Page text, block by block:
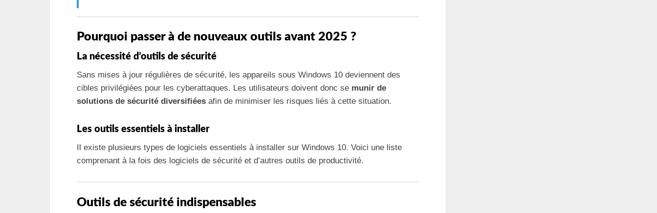
Pourquoi passer à de nouveaux outils avant 2025 ?
La nécessité d’outils de sécurité
Sans mises à jour régulières de sécurité, les appareils sous Windows 10 deviennent des
cibles privilégiées pour les cyberattaques. Les utilisateurs doivent donc se munir de
solutions de sécurité diversifiées afin de minimiser les risques liés à cette situation.
Les outils essentiels à installer
Il existe plusieurs types de logiciels essentiels à installer sur Windows 10. Voici une liste
comprenant à la fois des logiciels de sécurité et d’autres outils de productivité.
Outils de sécurité indispensables